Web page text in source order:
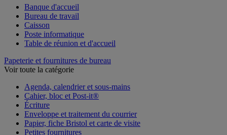
Banque d'accueil
Bureau de travail
Caisson
Poste informatique
Table de réunion et d'accueil
Papeterie et fournitures de bureau
Voir toute la catégorie
Agenda, calendrier et sous-mains
Cahier, bloc et Post-it®
Écriture
Enveloppe et traitement du courrier
Papier, fiche Bristol et carte de visite
Petites fournitures